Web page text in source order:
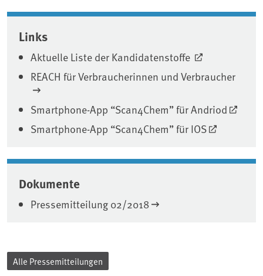
Associated content
Links
Aktuelle Liste der Kandidatenstoffe
REACH für Verbraucherinnen und Verbraucher
Smartphone-App “Scan4Chem” für Andriod
Smartphone-App “Scan4Chem” für IOS
Dokumente
Pressemitteilung 02/2018
Alle Pressemitteilungen